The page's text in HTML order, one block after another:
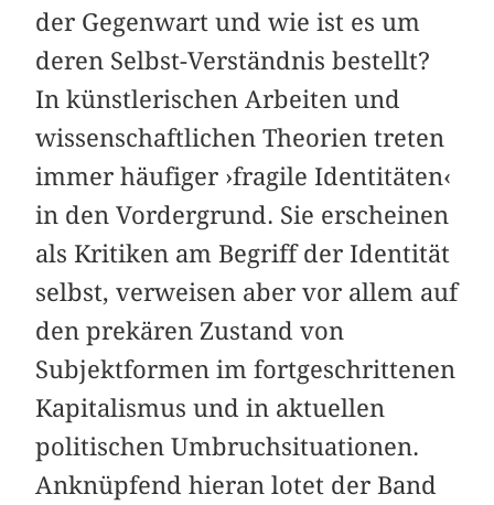
der Gegenwart und wie ist es um
deren Selbst-Verständnis bestellt?
In künstlerischen Arbeiten und
wissenschaftlichen Theorien treten
immer häufiger ›fragile Identitäten‹
in den Vordergrund. Sie erscheinen
als Kritiken am Begriff der Identität
selbst, verweisen aber vor allem auf
den prekären Zustand von
Subjektformen im fortgeschrittenen
Kapitalismus und in aktuellen
politischen Umbruchsituationen.
Anknüpfend hieran lotet der Band